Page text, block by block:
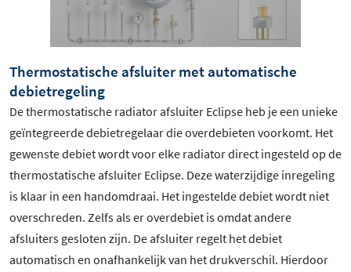
Thermostatische afsluiter met automatische
debietregeling
De thermostatische radiator afsluiter Eclipse heb je een unieke
geïntegreerde debietregelaar die overdebieten voorkomt. Het
gewenste debiet wordt voor elke radiator direct ingesteld op de
thermostatische afsluiter Eclipse. Deze waterzijdige inregeling
is klaar in een handomdraai. Het ingestelde debiet wordt niet
overschreden. Zelfs als er overdebiet is omdat andere
afsluiters gesloten zijn. De afsluiter regelt het debiet
automatisch en onafhankelijk van het drukverschil. Hierdoor